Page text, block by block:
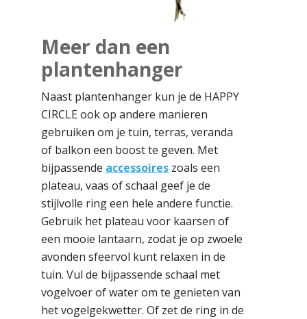
Meer dan een
plantenhanger
Naast plantenhanger kun je de HAPPY
CIRCLE ook op andere manieren
gebruiken om je tuin, terras, veranda
of balkon een boost te geven. Met
bijpassende accessoires zoals een
plateau, vaas of schaal geef je de
stijlvolle ring een hele andere functie.
Gebruik het plateau voor kaarsen of
een mooie lantaarn, zodat je op zwoele
avonden sfeervol kunt relaxen in de
tuin. Vul de bijpassende schaal met
vogelvoer of water om te genieten van
het vogelgekwetter. Of zet de ring in de